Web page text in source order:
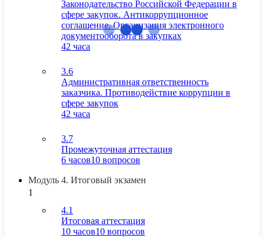
Законодательство Российской Федерации в
сфере закупок. Антикоррупционное
соглашение. Организация электронного
документооборота в закупках
42 часа
3.6
Административная ответственность
заказчика. Противодействие коррупции в
сфере закупок
42 часа
3.7
Промежуточная аттестация
6 часов10 вопросов
Модуль 4. Итоговый экзамен
1
4.1
Итоговая аттестация
10 часов10 вопросов